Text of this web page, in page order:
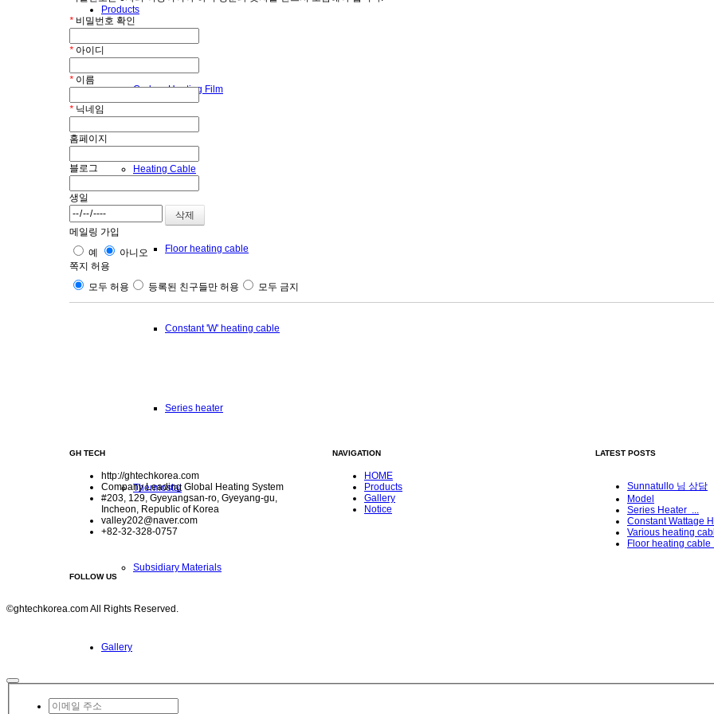
Products
Carbon Heating Film
Heating Cable
Floor heating cable
Constant 'W' heating cable
Series heater
Thermostat
Subsidiary Materials
Gallery
* 비밀번호 확인
* 아이디
* 이름
* 닉네임
홈페이지
블로그
생일
메일링 가입
예
아니오
쪽지 허용
모두 허용
등록된 친구들만 허용 모두 금지
GH TECH
http://ghtechkorea.com
Company Leading Global Heating System
#203, 129, Gyeyangsan-ro, Gyeyang-gu,
Incheon, Republic of Korea
valley202@naver.com
+82-32-328-0757
NAVIGATION
HOME
Products
Gallery
Notice
LATEST POSTS
Sunnatullo 님 상담
Model
Series Heater ...
Constant Wattage
Various heating
Floor heating cable
FOLLOW US
©ghtechkorea.com All Rights Reserved.